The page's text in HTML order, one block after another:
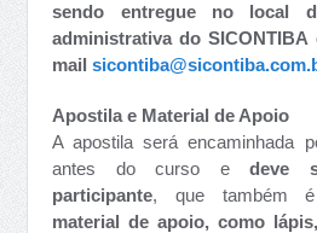
sendo entregue no local
administrativa do
mail
Apostila e Material de Apoio
A apostila será encaminhada
antes do curso edeve
participante, que também
material de apoio, como